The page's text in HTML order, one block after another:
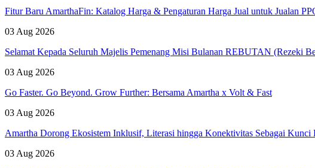
Fitur Baru AmarthaFin: Katalog Harga & Pengaturan Harga Jual untuk Jualan
03 Aug 2026
Selamat Kepada Seluruh Majelis Pemenang Misi Bulanan REBUTAN (Rezeki
03 Aug 2026
Go Faster. Go Beyond. Grow Further: Bersama Amartha x Volt & Fast
03 Aug 2026
Amartha Dorong Ekosistem Inklusif, Literasi hingga Konektivitas Sebagai
03 Aug 2026